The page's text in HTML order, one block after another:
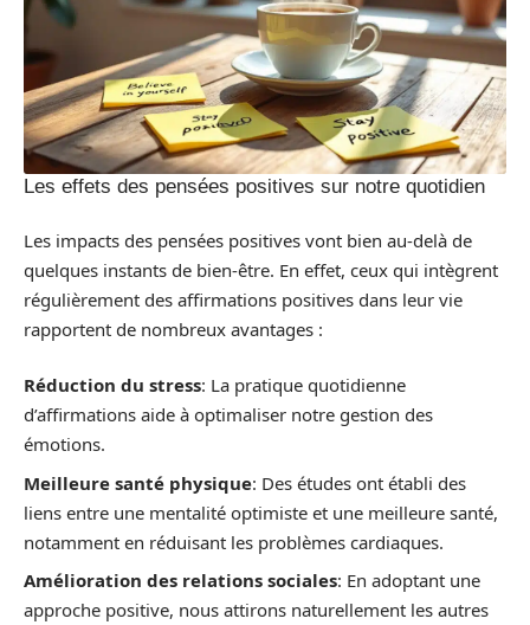
Les effets des pensées positives sur notre quotidien
Les impacts des pensées positives vont bien au-delà de
quelques instants de bien-être. En effet, ceux qui intègrent
régulièrement des affirmations positives dans leur vie
rapportent de nombreux avantages :
Réduction du stress: La pratique quotidienne
d’affirmations aide à optimaliser notre gestion des
émotions.
Meilleure santé physique: Des études ont établi des
liens entre une mentalité optimiste et une meilleure santé,
notamment en réduisant les problèmes cardiaques.
Amélioration des relations sociales: En adoptant une
approche positive, nous attirons naturellement les autres